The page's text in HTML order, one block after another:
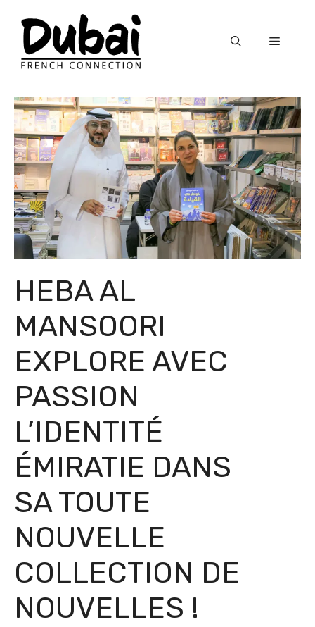
content
Menu
HEBA AL
MANSOORI
EXPLORE AVEC
PASSION
L’IDENTITÉ
ÉMIRATIE DANS
SA TOUTE
NOUVELLE
COLLECTION DE
NOUVELLES !